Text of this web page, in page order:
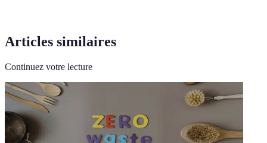
Articles similaires
Continuez votre lecture